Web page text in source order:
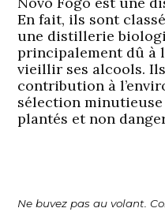
En fait, ils sont
une distillerie
principalement dû à
vieillir ses alcools.
contribution à
sélection
plantés et non
Ne buvez pas au volant.